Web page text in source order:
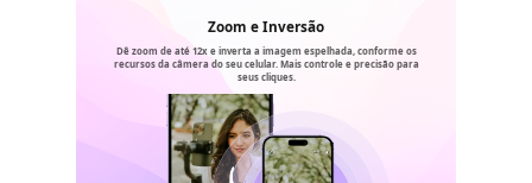
Zoom e Inversão
Dê zoom de até 12x e inverta a imagem espelhada, conforme os
recursos da câmera do seu celular. Mais controle e precisão para
seus cliques.